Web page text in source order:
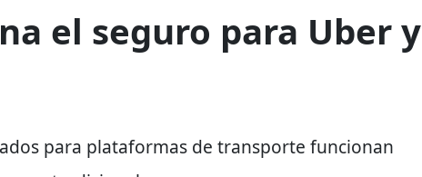
el seguro para Uber y
para plataformas de transporte funcionan